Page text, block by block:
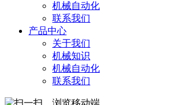
机械自动化
联系我们
产品中心
关于我们
机械知识
机械自动化
联系我们